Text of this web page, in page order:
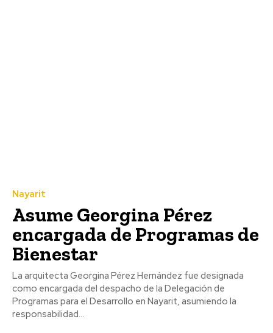
Nayarit
Asume Georgina Pérez
encargada de Programas de
Bienestar
La arquitecta Georgina Pérez Hernández fue designada
como encargada del despacho de la Delegación de
Programas para el Desarrollo en Nayarit, asumiendo la
responsabilidad...